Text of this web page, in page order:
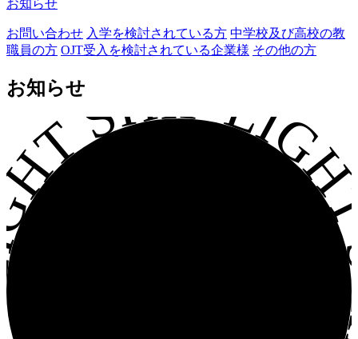
お知らせ
お問い合わせ 入学を検討されている方 中学校及び高校の教
職員の方 OJT受入を検討されている企業様 その他の方
お知らせSHIP